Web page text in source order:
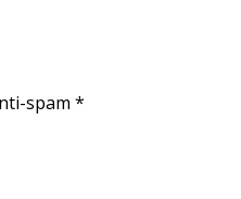
spam *